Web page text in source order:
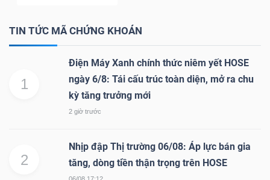
TIN TỨC MÃ CHỨNG KHOÁN
1
Điện Máy Xanh chính thức niêm yết HOSE
ngày 6/8: Tái cấu trúc toàn diện, mở ra chu
kỳ tăng trưởng mới
2 giờ trước
2
Nhịp đập Thị trường 06/08: Áp lực bán gia
tăng, dòng tiền thận trọng trên HOSE
06/08 17:12
Mã